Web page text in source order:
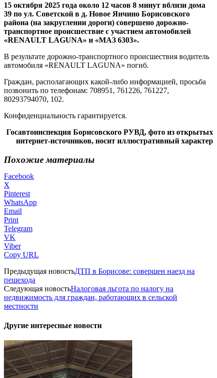
15 октября 2025 года около 12 часов 8 минут вблизи дома
39 по ул. Советской в д. Новое Янчино Борисовского
района (на закруглении дороги) совершено дорожно-
транспортное происшествие с участием автомобилей
«RENAULT LAGUNA» и «МАЗ 6303».
В результате дорожно-транспортного происшествия водитель
автомобиля «RENAULT LAGUNA» погиб.
Граждан, располагающих какой-либо информацией, просьба
позвонить по телефонам: 708951, 761226, 761227,
80293794070, 102.
Конфиденциальность гарантируется.
Госавтоинспекция Борисовского РУВД, фото из открытых
интернет-источников, носит иллюстративный характер
Похожие материалы
Facebook
X
Pinterest
WhatsApp
Email
Print
Telegram
VK
Viber
Copy URL
Предыдущая новостьДТП в Борисове: совершен наезд на
пешехода
Следующая новостьНалоговая льгота по налогу на
недвижимость для граждан, работающих в сельской
местности
Другие интересные новости